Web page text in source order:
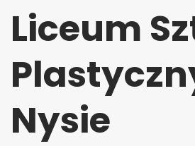
Liceum
Nysie